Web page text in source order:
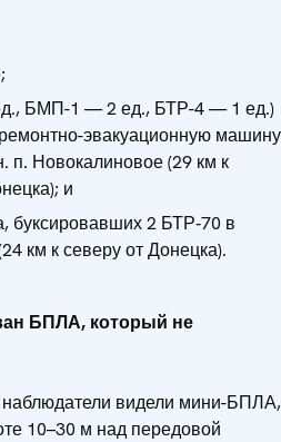
БМП-1 — 2 ед., БТР-4 — 1 ед.)
эвакуационную машину
Новокалиновое (29 км к
и
буксировавших 2 БТР‑70 в
км к северу от Донецка).
БПЛА, который не
видели мини-БПЛА,
10–30 м над передовой